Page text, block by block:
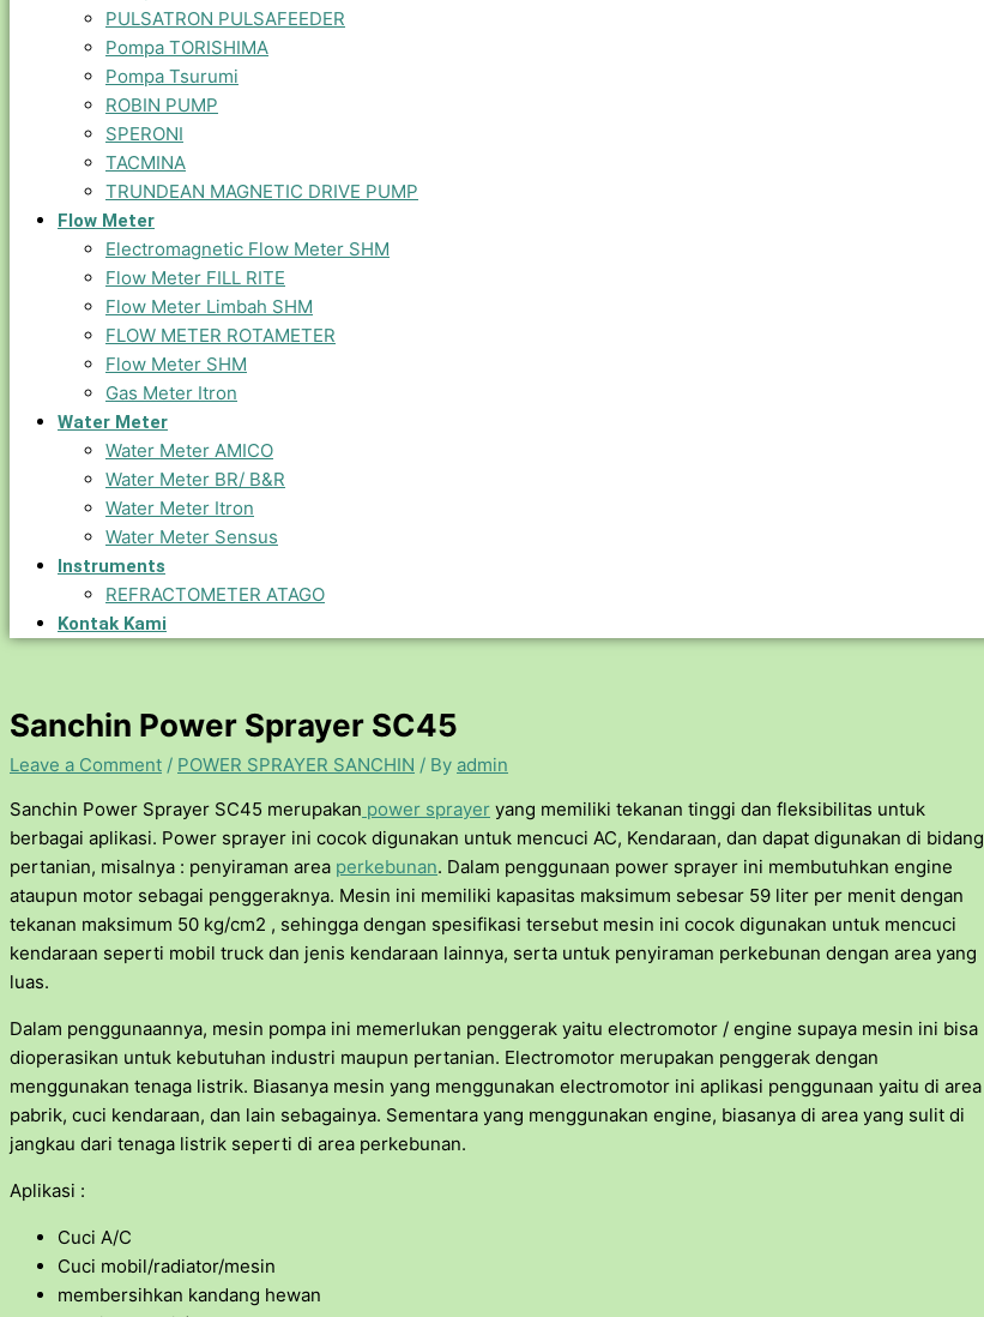
PULSATRON PULSAFEEDER
Pompa TORISHIMA
Pompa Tsurumi
ROBIN PUMP
SPERONI
TACMINA
TRUNDEAN MAGNETIC DRIVE PUMP
Flow Meter
Electromagnetic Flow Meter SHM
Flow Meter FILL RITE
Flow Meter Limbah SHM
FLOW METER ROTAMETER
Flow Meter SHM
Gas Meter Itron
Water Meter
Water Meter AMICO
Water Meter BR/ B&R
Water Meter Itron
Water Meter Sensus
Instruments
REFRACTOMETER ATAGO
Kontak Kami
Sanchin Power Sprayer SC45
Leave a Comment / POWER SPRAYER SANCHIN / By admin
Sanchin Power Sprayer SC45 merupakan power sprayer yang memiliki tekanan tinggi dan fleksibilitas untuk
berbagai aplikasi. Power sprayer ini cocok digunakan untuk mencuci AC, Kendaraan, dan dapat digunakan di bidang
pertanian, misalnya : penyiraman area perkebunan. Dalam penggunaan power sprayer ini membutuhkan engine
ataupun motor sebagai penggeraknya. Mesin ini memiliki kapasitas maksimum sebesar 59 liter per menit dengan
tekanan maksimum 50 kg/cm2 , sehingga dengan spesifikasi tersebut mesin ini cocok digunakan untuk mencuci
kendaraan seperti mobil truck dan jenis kendaraan lainnya, serta untuk penyiraman perkebunan dengan area yang
luas.
Dalam penggunaannya, mesin pompa ini memerlukan penggerak yaitu electromotor / engine supaya mesin ini bisa
dioperasikan untuk kebutuhan industri maupun pertanian. Electromotor merupakan penggerak dengan
menggunakan tenaga listrik. Biasanya mesin yang menggunakan electromotor ini aplikasi penggunaan yaitu di area
pabrik, cuci kendaraan, dan lain sebagainya. Sementara yang menggunakan engine, biasanya di area yang sulit di
jangkau dari tenaga listrik seperti di area perkebunan.
Aplikasi :
Cuci A/C
Cuci mobil/radiator/mesin
membersihkan kandang hewan